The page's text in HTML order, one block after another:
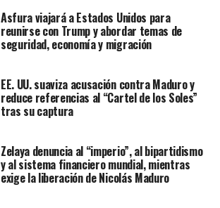
Asfura viajará a Estados Unidos para
reunirse con Trump y abordar temas de
seguridad, economía y migración
EE. UU. suaviza acusación contra Maduro y
reduce referencias al “Cartel de los Soles”
tras su captura
Zelaya denuncia al “imperio”, al bipartidismo
y al sistema financiero mundial, mientras
exige la liberación de Nicolás Maduro